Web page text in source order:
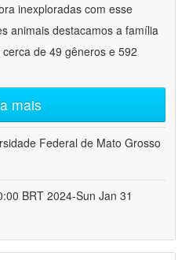
inexploradas com esse
animais destacamos a família
de 49 gêneros e 592
mais
Federal de Mato Grosso
BRT 2024-Sun Jan 31